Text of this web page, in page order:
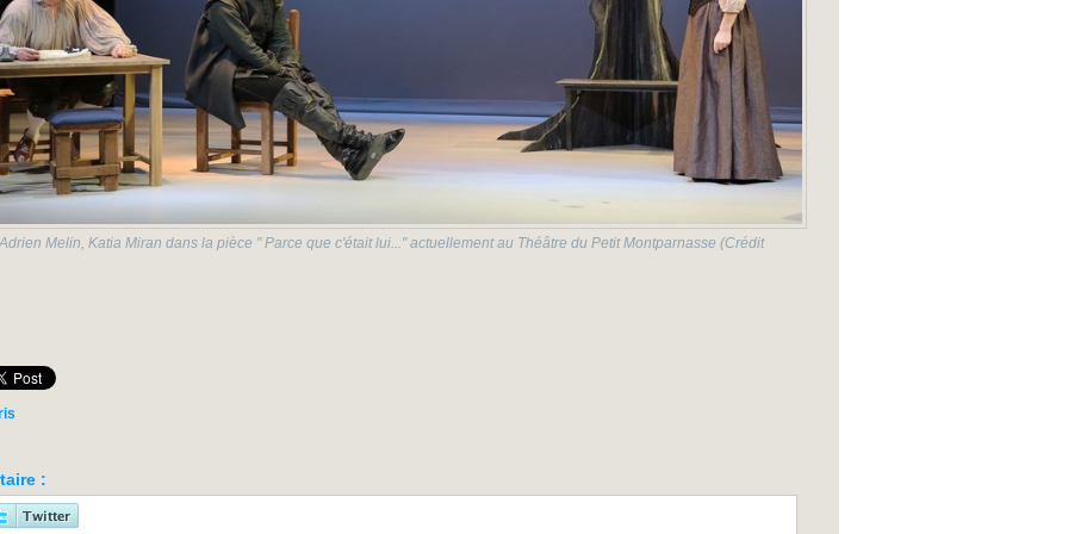
Melin, Katia Miran dans la pièce " Parce que c'était lui..." actuellement au Théâtre du Petit Montparnasse (Crédit
: